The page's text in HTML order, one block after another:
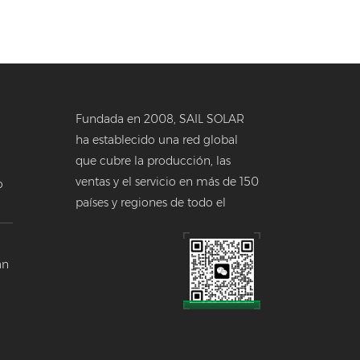
Fundada en 2008, SAIL SOLAR
ha establecido una red global
que cubre la producción, las
ventas y el servicio en más de 150
países y regiones de todo el